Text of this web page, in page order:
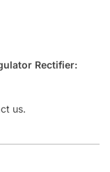
Rectifier:
us.